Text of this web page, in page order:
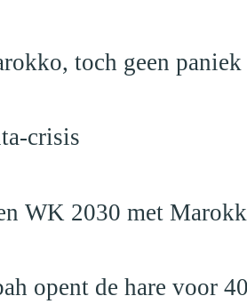
toch geen paniek
crisis
WK 2030 met
opent de hare voor